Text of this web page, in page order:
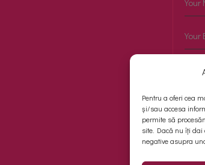
Pentru a oferi cea
și/sau accesa
permite să
site. Dacă nu îți
negative asupra